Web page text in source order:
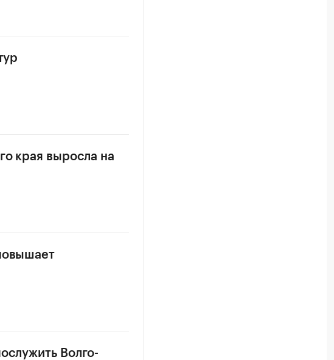
края выросла на
Волго-